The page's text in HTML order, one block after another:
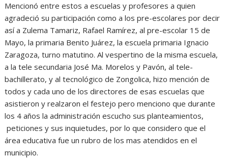
Mencionó entre estos a escuelas y profesores a quien
agradeció su participación como a los pre-escolares por decir
así a Zulema Tamariz, Rafael Ramírez, al pre-escolar 15 de
Mayo, la primaria Benito Juárez, la escuela primaria Ignacio
Zaragoza, turno matutino. Al vespertino de la misma escuela,
a la tele secundaria José Ma. Morelos y Pavón, al tele-
bachillerato, y al tecnológico de Zongolica, hizo mención de
todos y cada uno de los directores de esas escuelas que
asistieron y realzaron el festejo pero menciono que durante
los 4 años la administración escucho sus planteamientos,
peticiones y sus inquietudes, por lo que considero que el
área educativa fue un rubro de los mas atendidos en el
municipio.